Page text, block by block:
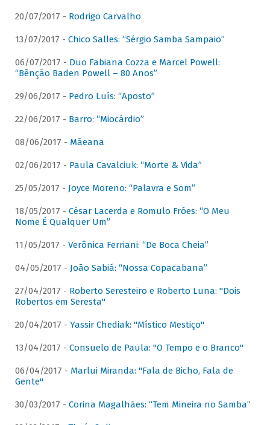
20/07/2017 - Rodrigo Carvalho
13/07/2017 - Chico Salles: “Sérgio Samba Sampaio”
06/07/2017 - Duo Fabiana Cozza e Marcel Powell:
“Bênção Baden Powell – 80 Anos”
29/06/2017 - Pedro Luís: “Aposto”
22/06/2017 - Barro: “Miocárdio”
08/06/2017 - Mãeana
02/06/2017 - Paula Cavalciuk: “Morte & Vida”
25/05/2017 - Joyce Moreno: “Palavra e Som”
18/05/2017 - César Lacerda e Romulo Fróes: “O Meu
Nome É Qualquer Um”
11/05/2017 - Verônica Ferriani: “De Boca Cheia”
04/05/2017 - João Sabiá: “Nossa Copacabana”
27/04/2017 - Roberto Seresteiro e Roberto Luna: "Dois
Robertos em Seresta"
20/04/2017 - Yassir Chediak: "Místico Mestiço"
13/04/2017 - Consuelo de Paula: "O Tempo e o Branco"
06/04/2017 - Marlui Miranda: "Fala de Bicho, Fala de
Gente"
30/03/2017 - Corina Magalhães: “Tem Mineira no Samba”